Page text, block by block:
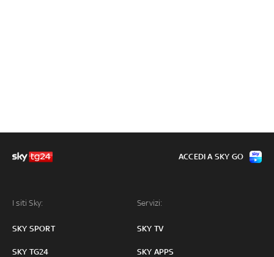
I siti Sky:
SKY SPORT
SKY TG24
Servizi:
SKY TV
SKY APPS
ACCEDI A SKY GO